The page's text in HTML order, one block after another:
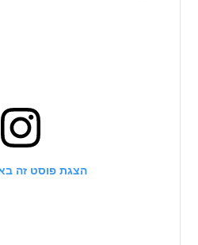
הצגת פוסט זה